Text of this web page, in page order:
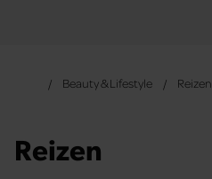
Beauty & Lifestyle Reizen
Reizen